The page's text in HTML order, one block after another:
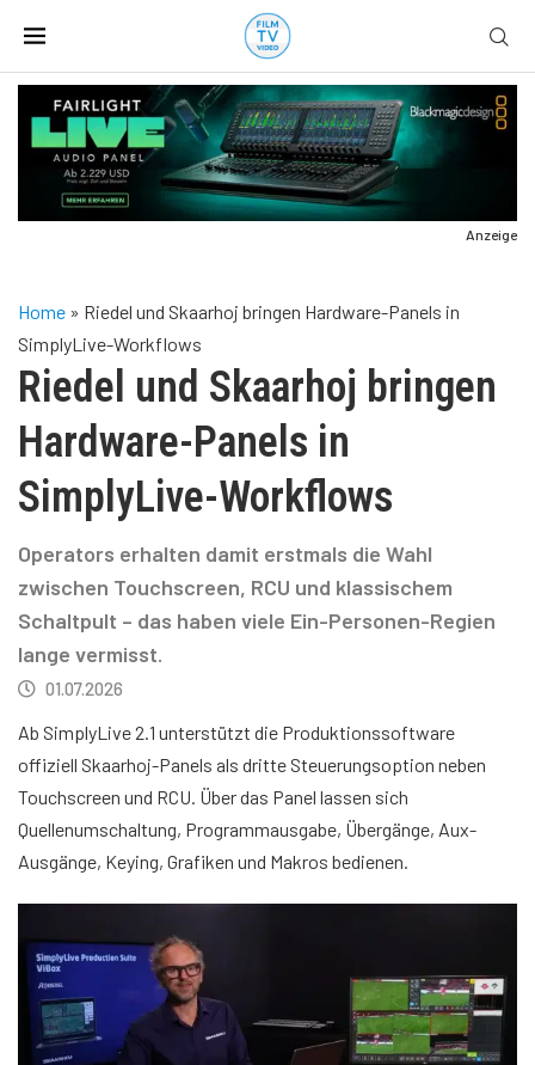
Anzeige
Home » Riedel und Skaarhoj bringen Hardware-Panels in
SimplyLive-Workflows
Riedel und Skaarhoj bringen
Hardware-Panels in
SimplyLive-Workflows
Operators erhalten damit erstmals die Wahl
zwischen Touchscreen, RCU und klassischem
Schaltpult – das haben viele Ein-Personen-Regien
lange vermisst.
01.07.2026
Ab SimplyLive 2.1 unterstützt die Produktionssoftware
offiziell Skaarhoj-Panels als dritte Steuerungsoption neben
Touchscreen und RCU. Über das Panel lassen sich
Quellenumschaltung, Programmausgabe, Übergänge, Aux-
Ausgänge, Keying, Grafiken und Makros bedienen.